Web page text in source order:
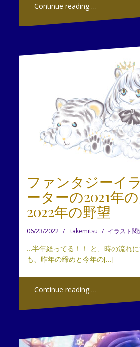
Continue reading …
ファンタジーイ
ーターの2021年
2022年の野望
06/23/2022 takemitsu イラスト関
…半年経ってる！！ と、時の流れ
も、昨年の締めと今年の[…]
Continue reading …